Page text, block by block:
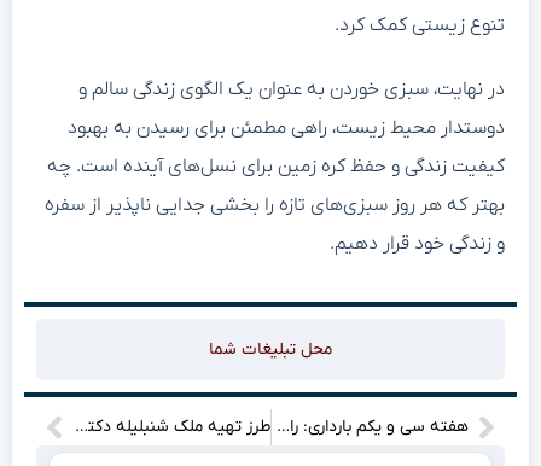
تنوع زیستی کمک کرد.
در نهایت، سبزی خوردن به عنوان یک الگوی زندگی سالم و
دوستدار محیط زیست، راهی مطمئن برای رسیدن به بهبود
کیفیت زندگی و حفظ کره زمین برای نسل‌های آینده است. چه
بهتر که هر روز سبزی‌های تازه را بخشی جدایی ناپذیر از سفره
و زندگی خود قرار دهیم.
محل تبلیغات شما
هفته سی و یکم بارداری: راهنمای ضروری و آسان برای مادران شاد طرز تهیه ملک شنبلیله دکتر داوود؛ دستور آسان و خیره‌کننده